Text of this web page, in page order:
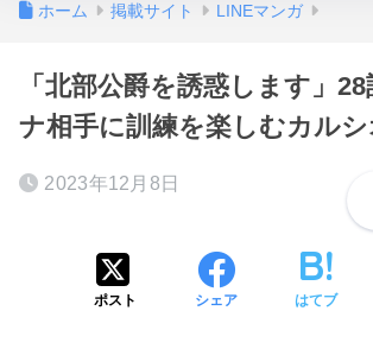
ホーム 掲載サイト LINEマンガ
「北部公爵を誘惑します」
ナ相手に訓練を楽しむカル
2023年12月8日
ポスト シェア はてブ